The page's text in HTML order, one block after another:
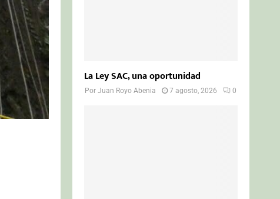
La Ley SAC, una oportunidad
PorJuan Royo Abenia 7 agosto, 2026 0